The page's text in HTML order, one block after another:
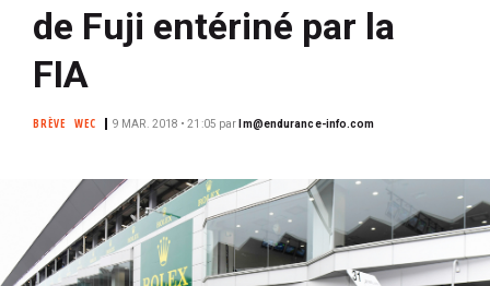
de Fuji entériné par la
FIA
BRÈVE WEC 9 MAR. 2018 • 21:05 par lm@endurance-info.com